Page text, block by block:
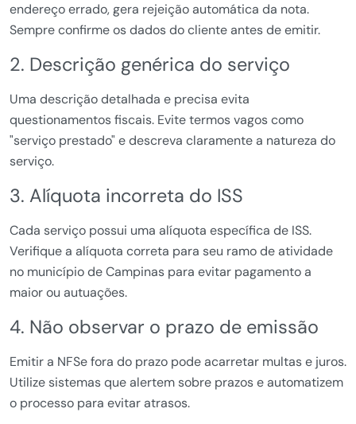
endereço errado, gera rejeição automática da nota.
Sempre confirme os dados do cliente antes de emitir.
2. Descrição genérica do serviço
Uma descrição detalhada e precisa evita
questionamentos fiscais. Evite termos vagos como
"serviço prestado" e descreva claramente a natureza do
serviço.
3. Alíquota incorreta do ISS
Cada serviço possui uma alíquota específica de ISS.
Verifique a alíquota correta para seu ramo de atividade
no município de Campinas para evitar pagamento a
maior ou autuações.
4. Não observar o prazo de emissão
Emitir a NFSe fora do prazo pode acarretar multas e juros.
Utilize sistemas que alertem sobre prazos e automatizem
o processo para evitar atrasos.